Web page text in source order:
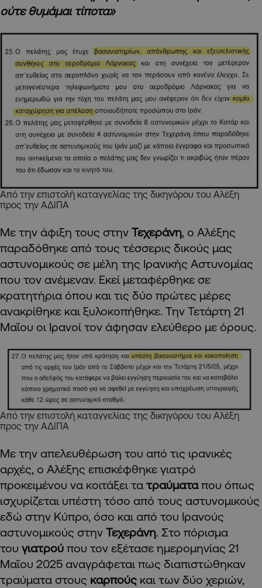
ούτε θυμάμαι τίποτα»
Από την επιστολή καταγγελίας της δικηγόρου του Αλέξη
προς την ΑΔΙΠΑ
Με την άφιξη τους στην Τεχεράνη , ο Αλέξης
παραδόθηκε από τους τέσσερις δικούς μας
αστυνομικούς σε μέλη της Ιρανικής Αστυνομίας
που τον ανέμεναν. Εκεί μεταφέρθηκε σε
κρατητήρια όπου και τις δύο πρώτες μέρες
ανακρίθηκε και ξυλοκοπήθηκε. Την Τετάρτη 21
Μαΐου οι Ιρανοί τον άφησαν ελεύθερο με όρους.
Από την επιστολή καταγγελίας της δικηγόρου του Αλέξη
προς την ΑΔΙΠΑ
Με την απελευθέρωση του από τις ιρανικές
αρχές, ο Αλέξης επισκέφθηκε γιατρό
προκειμένου να κοιτάξει τα τραύματαπου όπως
ισχυρίζεται υπέστη τόσο από τους αστυνομικούς
εδώ στην Κύπρο, όσο και από του Ιρανούς
αστυνομικούς στην Τεχεράνη. Στο πόρισμα
του γιατρού που τον εξέτασε ημερομηνίας 21
Μαΐου 2025 αναγράφεται πως διαπιστώθηκαν
τραύματα στους καρπούς και των δύο χεριών,